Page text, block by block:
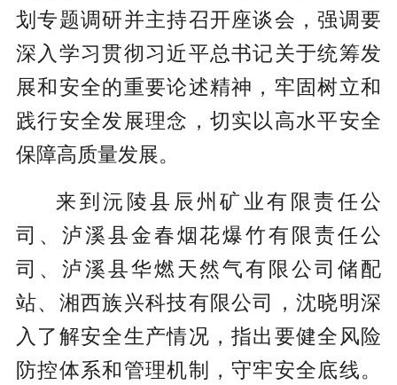
划专题调研并主持召开座谈会，强调要
深入学习贯彻习近平总书记关于统筹发
展和安全的重要论述精神，牢固树立和
践行安全发展理念，切实以高水平安全
保障高质量发展。
来到沅陵县辰州矿业有限责任公
司、泸溪县金春烟花爆竹有限责任公
司、泸溪县华燃天然气有限公司储配
站、湘西族兴科技有限公司，沈晓明深
入了解安全生产情况，指出要健全风险
防控体系和管理机制，守牢安全底线。